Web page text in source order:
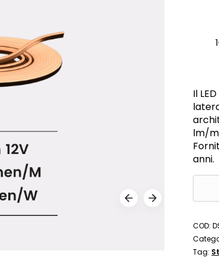
Il
lm/
anni.
VIEW
10W/
COD:
Tag: